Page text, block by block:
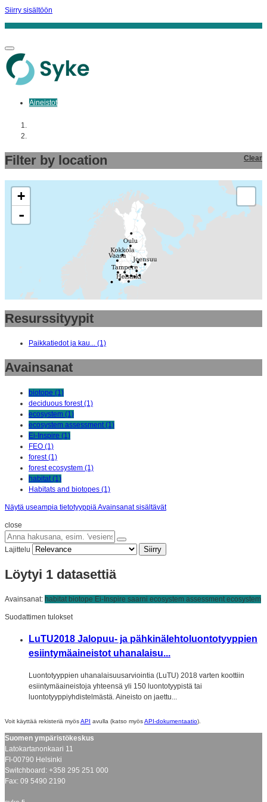
Siirry sisältöön
Aineistot
Filter by location Clear
+
-
Resurssityypit
Paikkatiedot ja kau... (1)
Avainsanat
biotope (1)
deciduous forest (1)
ecosystem (1)
ecosystem assessment (1)
Ei-Inspire (1)
FEO (1)
forest (1)
forest ecosystem (1)
habitat (1)
Habitats and biotopes (1)
Näytä useampia tietotyyppiä Avainsanat sisältävät
close
Lajittelu Siirry
Löytyi 1 datasettiä
Avainsanat: habitat biotope Ei-Inspire saarni ecosystem assessment ecosystem
Suodattimen tulokset
LuTU2018 Jalopuu- ja pähkinälehtoluontotyyppien
esiintymäaineistot uhanalaisu...
Luontotyyppien uhanalaisuusarviointia (LuTU) 2018 varten koottiin
esiintymäaineistoja yhteensä yli 150 luontotyypistä tai
luontotyyppiyhdistelmästä. Aineisto on jaettu...
Voit käyttää rekisteriä myösAPI avulla (katso myösAPI-dokumentaatio).
Suomen ympäristökeskus
Latokartanonkaari 11
FI-00790 Helsinki
Switchboard: +358 295 251 000
Fax: 09 5490 2190